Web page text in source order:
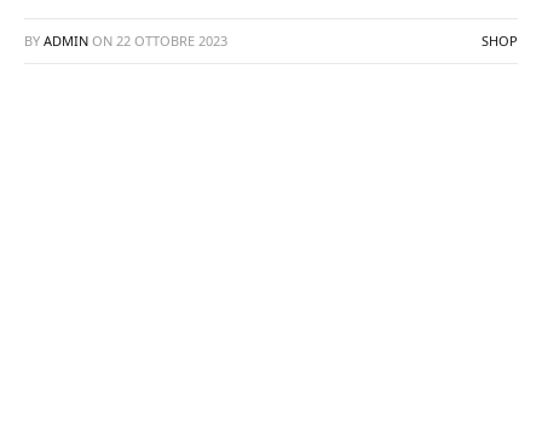
BY ADMIN ON 22 OTTOBRE 2023 SHOP